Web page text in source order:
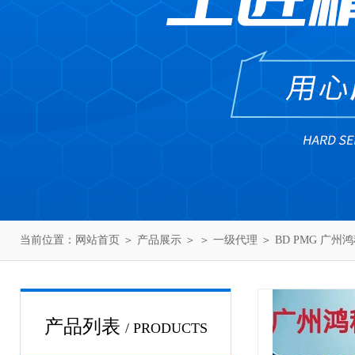
当前位置： 网站首页 ＞ 产品展示 ＞ ＞ 一级代理 ＞ BD PMG 广州
产品列表 / PRODUCTS